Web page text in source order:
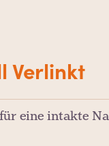
Verlinkt
eine intakte